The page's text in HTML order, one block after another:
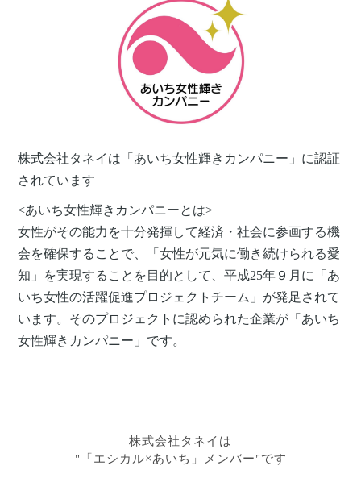
株式会社タネイは「あいち女性輝きカンパニー」に認証
されています
<あいち女性輝きカンパニーとは>
女性がその能力を十分発揮して経済・社会に参画する機
会を確保することで、「女性が元気に働き続けられる愛
知」を実現することを目的として、平成25年９月に「あ
いち女性の活躍促進プロジェクトチーム」が発足されて
います。そのプロジェクトに認められた企業が「あいち
女性輝きカンパニー」です。
株式会社タネイは
"「エシカル×あいち」メンバー"です